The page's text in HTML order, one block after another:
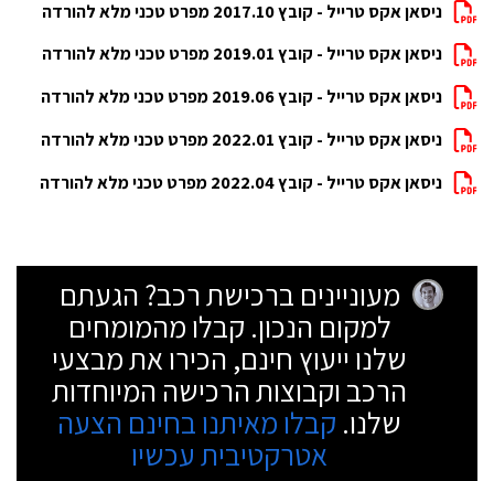
ניסאן אקס טרייל - קובץ 2017.10 מפרט טכני מלא להורדה
ניסאן אקס טרייל - קובץ 2019.01 מפרט טכני מלא להורדה
ניסאן אקס טרייל - קובץ 2019.06 מפרט טכני מלא להורדה
ניסאן אקס טרייל - קובץ 2022.01 מפרט טכני מלא להורדה
ניסאן אקס טרייל - קובץ 2022.04 מפרט טכני מלא להורדה
מעוניינים ברכישת רכב? הגעתם
למקום הנכון. קבלו מהמומחים
שלנו ייעוץ חינם, הכירו את מבצעי
הרכב וקבוצות הרכישה המיוחדות
שלנו. קבלו מאיתנו בחינם הצעה
אטרקטיבית עכשיו